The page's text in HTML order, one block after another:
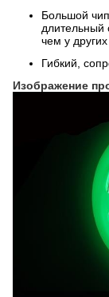
Большой
длительный
чем у других
Гибкий,
Изображение